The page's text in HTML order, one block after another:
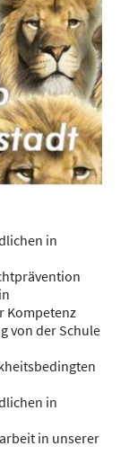
in
Kompetenz
von der Schule
in
in unserer